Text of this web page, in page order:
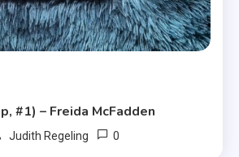
#1) – Freida McFadden
Judith Regeling 0